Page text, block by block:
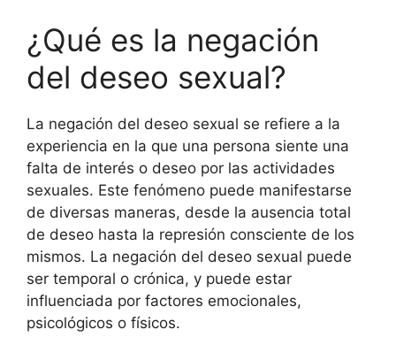
¿Qué es la negación
del deseo sexual?
La negación del deseo sexual se refiere a la
experiencia en la que una persona siente una
falta de interés o deseo por las actividades
sexuales. Este fenómeno puede manifestarse
de diversas maneras, desde la ausencia total
de deseo hasta la represión consciente de los
mismos. La negación del deseo sexual puede
ser temporal o crónica, y puede estar
influenciada por factores emocionales,
psicológicos o físicos.